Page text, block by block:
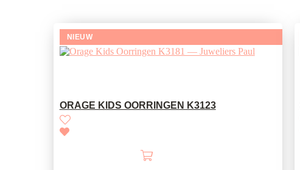
NIEUW
ORAGE KIDS OORRINGEN K3123